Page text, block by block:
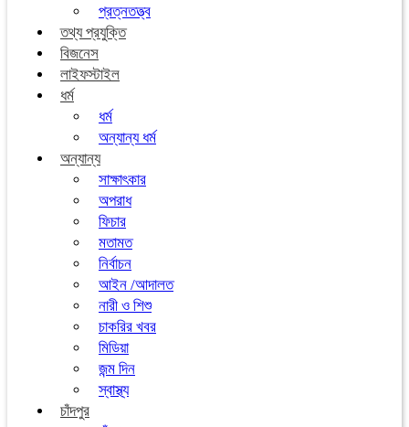
প্রত্নতত্ত্ব
তথ্য প্রযুক্তি
বিজনেস
লাইফস্টাইল
ধর্ম
ধর্ম
অন্যান্য ধর্ম
অন্যান্য
সাক্ষাৎকার
অপরাধ
ফিচার
মতামত
নির্বাচন
আইন /আদালত
নারী ও শিশু
চাকরির খবর
মিডিয়া
জন্ম দিন
স্বাস্থ্য
চাঁদপুর